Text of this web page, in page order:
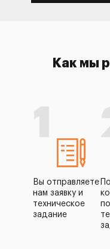
Как мы
1
Вы отправляете
нам заявку и
техническое
задание